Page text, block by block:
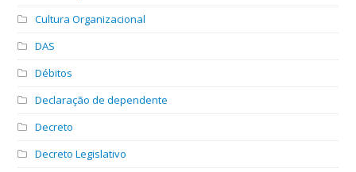
Cultura Organizacional
DAS
Débitos
Declaração de dependente
Decreto
Decreto Legislativo